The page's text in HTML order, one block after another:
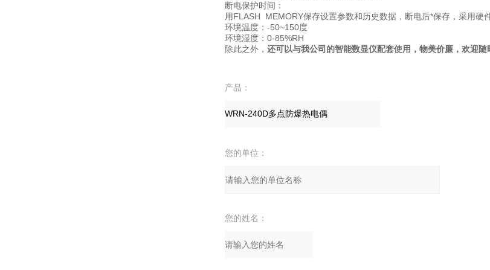
断电保护时间：
用FLASH MEMORY保存设置参数和历史数据，断电后*保存，采用硬
环境温度：-50~150度
环境湿度：0-85%RH
除此之外， 还可以与我公司的智能数显仪配套使用，物美价廉，欢迎
产品：
您的单位：
您的姓名：